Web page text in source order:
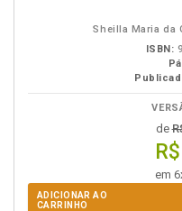
Sheilla Maria da
ISBN:
de
em
ADICIONAR AO
CARRINHO